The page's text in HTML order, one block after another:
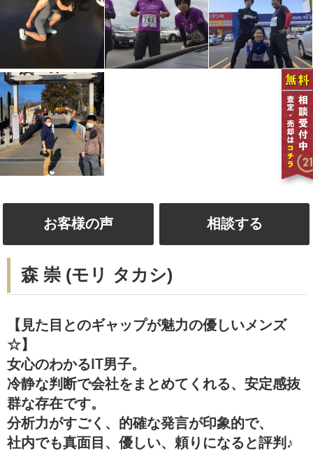
お客様の声 相談する
森 崇 (モリ タカシ)
【見た目とのギャップが魅力の優しいメンズ
☆】
女心のわかるIT男子。
冷静な判断で会社をまとめてくれる、安定感抜
群な存在です。
分析力がすごく、的確な発言が印象的で、
社内でも真面目、優しい、頼りになると評判♪